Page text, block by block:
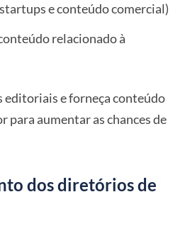
e conteúdo comercial)
relacionado à
editoriais e forneça conteúdo
para aumentar as chances de
dos diretórios de